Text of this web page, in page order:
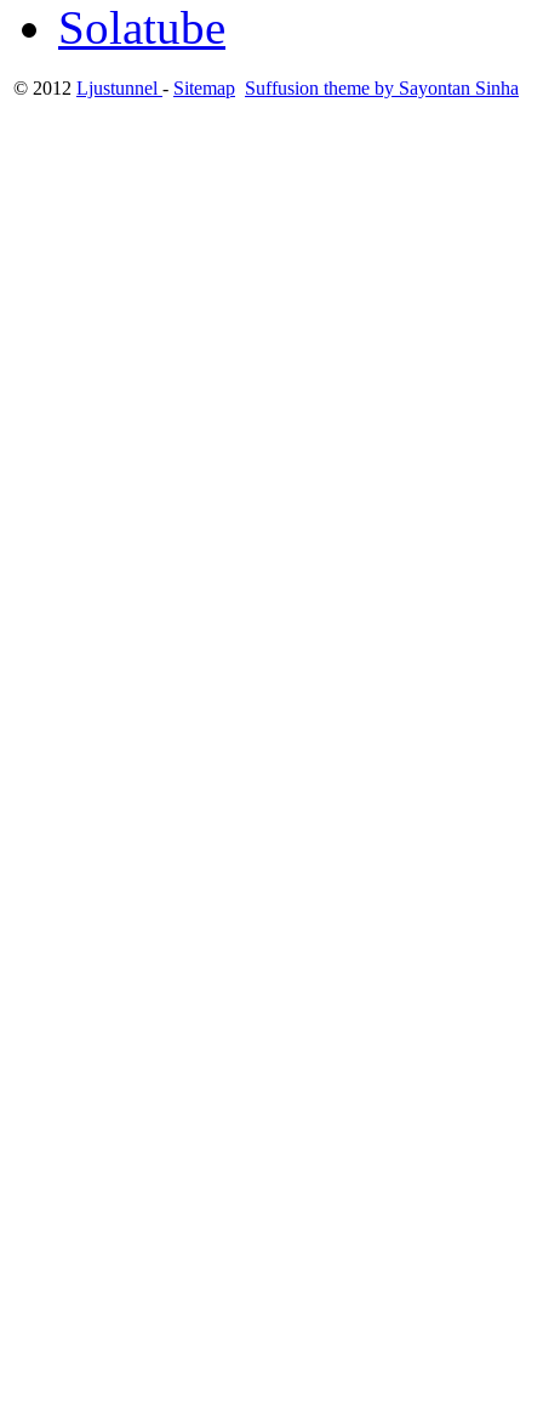
Solatube
© 2012 Ljustunnel - Sitemap Suffusion theme by Sayontan Sinha